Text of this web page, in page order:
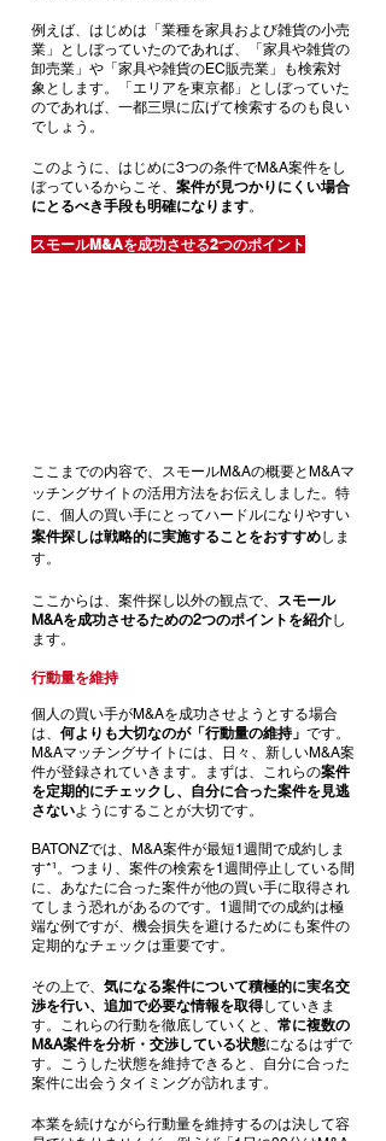
例えば、はじめは「業種を家具および雑貨の小売
業」としぼっていたのであれば、「家具や雑貨の
卸売業」や「家具や雑貨のEC販売業」も検索対
象とします。「エリアを東京都」としぼっていた
のであれば、一都三県に広げて検索するのも良い
でしょう。
このように、はじめに3つの条件でM&A案件をし
ぼっているからこそ、 案件が見つかりにくい場合
にとるべき手段も明確になります。
スモールM&Aを成功させる2つのポイント
ここまでの内容で、スモールM&Aの概要とM&Aマ
ッチングサイトの活用方法をお伝えしました。特
に、個人の買い手にとってハードルになりやすい
案件探しは戦略的に実施することをおすすめしま
す。
ここからは、案件探し以外の観点で、 スモール
M&Aを成功させるための2つのポイントを紹介し
ます。
行動量を維持
個人の買い手がM&Aを成功させようとする場合
は、 何よりも大切なのが「行動量の維持」 です。
M&Aマッチングサイトには、日々、新しいM&A案
件が登録されていきます。まずは、これらの案件
を定期的にチェックし、自分に合った案件を見逃
さないようにすることが大切です。
BATONZでは、M&A案件が最短1週間で成約しま
す*¹。つまり、案件の検索を1週間停止している間
に、あなたに合った案件が他の買い手に取得され
てしまう恐れがあるのです。1週間での成約は極
端な例ですが、機会損失を避けるためにも案件の
定期的なチェックは重要です。
その上で、 気になる案件について積極的に実名交
渉を行い、追加で必要な情報を取得していきま
す。これらの行動を徹底していくと、 常に複数の
M&A案件を分析・交渉している状態になるはずで
す。こうした状態を維持できると、自分に合った
案件に出会うタイミングが訪れます。
本業を続けながら行動量を維持するのは決して容